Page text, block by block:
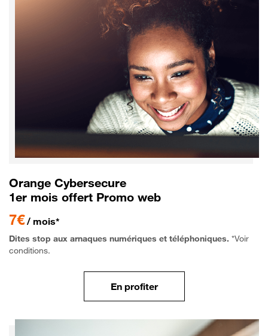
Orange Cybersecure
1er mois offert Promo web
7€ / mois*
Dites stop aux arnaques numériques et téléphoniques. *Voir
conditions.
En profiter